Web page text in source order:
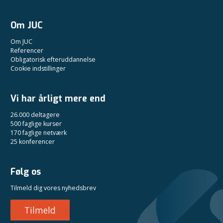
Om JUC
Om JUC
Referencer
Obligatorisk efteruddannelse
Cookie indstillinger
Vi har årligt mere end
26.000 deltagere
500 faglige kurser
170 faglige netværk
25 konferencer
Følg os
Tilmeld dig vores nyhedsbrev
Tilmeld